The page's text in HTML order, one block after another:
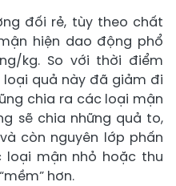
đối rẻ, tùy theo chất
hiện dao động phổ
kg. So với thời điểm
quả này đã giảm đi
chia ra các loại mận
sẽ chia những quả to,
còn nguyên lớp phấn
mận nhỏ hoặc thu
hơn.